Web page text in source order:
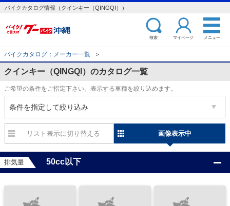
バイクカタログ情報（クインキー（QINGQI））
検索 マイページ メニュー
バイクカタログ：メーカー一覧 ＞
クインキー（QINGQI）のカタログ一覧
ご希望の条件をご指定下さい。表示する車種を絞り込めます。
条件を指定して絞り込み
リスト表示 画像表示
排気量 50cc以下